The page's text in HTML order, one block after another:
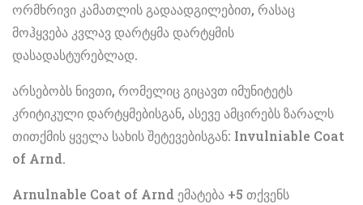
ორმხრივი კამათლის გადაადგილებით, რასაც
მოჰყვება კვლავ დარტყმა დარტყმის
დასადასტურებლად.
არსებობს ნივთი, რომელიც გიცავთ იმუნიტეტს
კრიტიკული დარტყმებისგან, ასევე ამცირებს ზარალს
თითქმის ყველა სახის შეტევებისგან: Invulniable Coat
of Arnd.
Arnulnable Coat of Arnd ემატება +5 თქვენს